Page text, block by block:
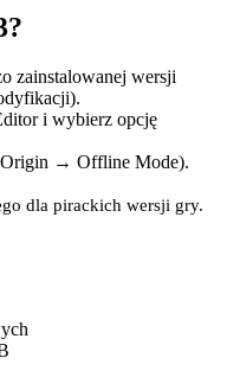
zainstalowanej wersji
i wybierz opcję
→ Offline Mode).
dla pirackich wersji gry.